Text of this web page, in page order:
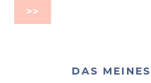
DAS